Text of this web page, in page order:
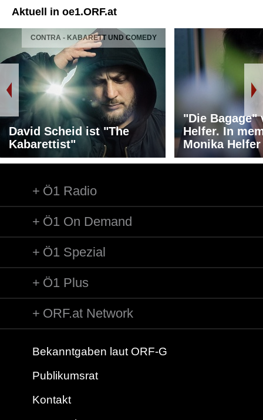
Aktuell in oe1.ORF.at
CONTRA - KABARETT UND COMEDY
David Scheid ist "The
Kabarettist"
"Die Bagage"
Helfer. In
Monika Helfer
Ö1 Radio
Ö1 On Demand
Ö1 Spezial
Ö1 Plus
ORF.at Network
Bekanntgaben laut ORF-G
Publikumsrat
Kontakt